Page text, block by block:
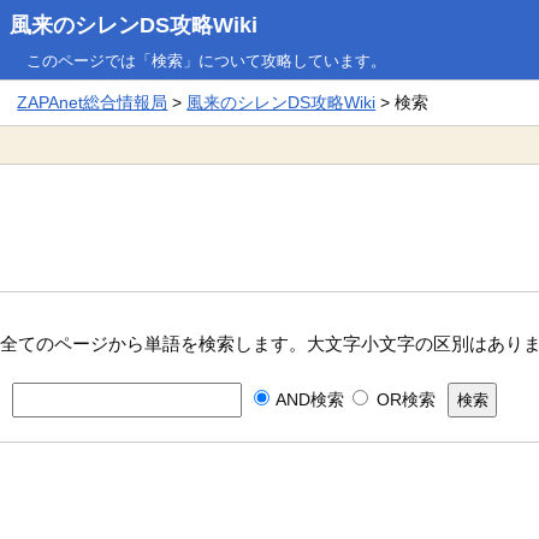
風来のシレンDS攻略Wiki
このページでは「検索」について攻略しています。
ZAPAnet総合情報局 > 風来のシレンDS攻略Wiki > 検索
全てのページから単語を検索します。大文字小文字の区別はあり
AND検索 OR検索